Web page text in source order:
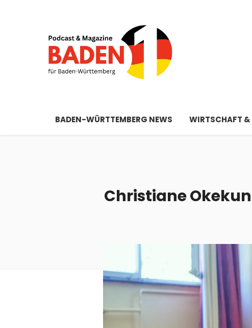
BADEN-WÜRTTEMBERG NEWS WIRTSCHAFT &
Christiane